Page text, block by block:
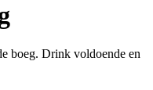
boeg. Drink voldoende en